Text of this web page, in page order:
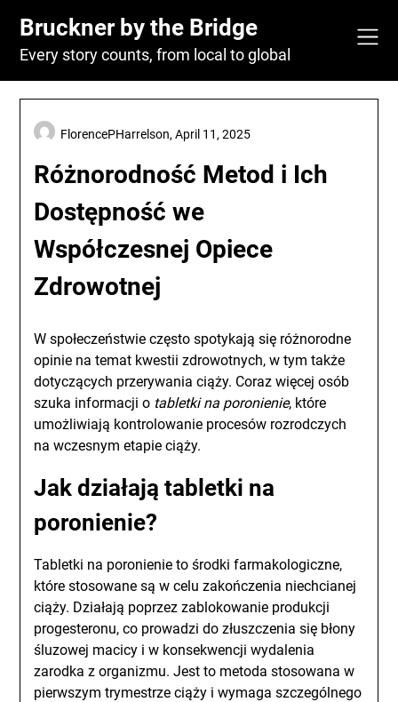
content
Bruckner by the Bridge
Every story counts, from local to global
Różnorodność Metod i Ich
Dostępność we
Współczesnej Opiece
Zdrowotnej
FlorencePHarrelson,April 11, 2025
W społeczeństwie często spotykają się różnorodne
opinie na temat kwestii zdrowotnych, w tym także
dotyczących przerywania ciąży. Coraz więcej osób
szuka informacji o tabletki na poronienie, które
umożliwiają kontrolowanie procesów rozrodczych
na wczesnym etapie ciąży.
Jak działają tabletki na
poronienie?
Tabletki na poronienie to środki farmakologiczne,
które stosowane są w celu zakończenia niechcianej
ciąży. Działają poprzez zablokowanie produkcji
progesteronu, co prowadzi do złuszczenia się błony
śluzowej macicy i w konsekwencji wydalenia
zarodka z organizmu. Jest to metoda stosowana w
pierwszym trymestrze ciąży i wymaga szczególnego